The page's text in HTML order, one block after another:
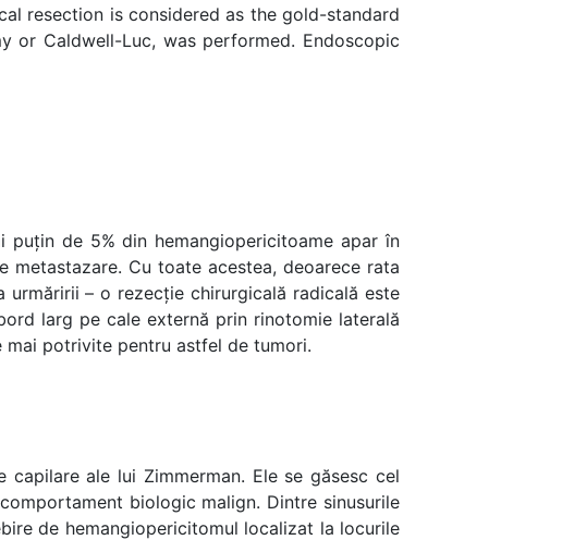
resection is considered as the gold-standard
or Caldwell-Luc, was performed. Endoscopic
de 5% din hemangiopericitoame apar în
Cu toate acestea, deoarece rata
– o rezecție chirurgicală radicală este
larg pe cale externă prin rinotomie laterală
mai potrivite pentru astfel de tumori.
ale lui Zimmerman. Ele se găsesc cel
biologic malign. Dintre sinusurile
de hemangiopericitomul localizat la locurile